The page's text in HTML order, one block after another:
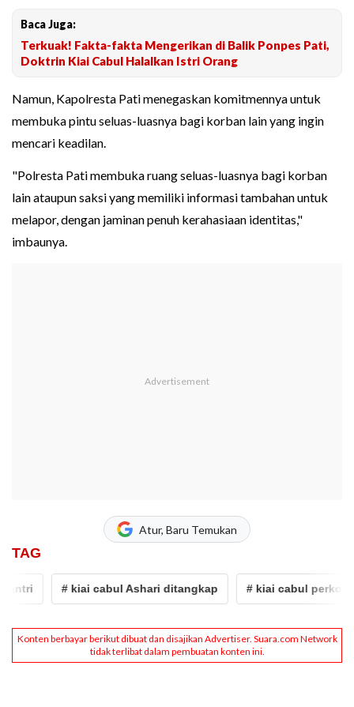
Baca Juga:
Terkuak! Fakta-fakta Mengerikan di Balik Ponpes Pati,
Doktrin Kiai Cabul Halalkan Istri Orang
Namun, Kapolresta Pati menegaskan komitmennya untuk
membuka pintu seluas-luasnya bagi korban lain yang ingin
mencari keadilan.
"Polresta Pati membuka ruang seluas-luasnya bagi korban
lain ataupun saksi yang memiliki informasi tambahan untuk
melapor, dengan jaminan penuh kerahasiaan identitas,"
imbaunya.
Atur, Baru Temukan
TAG
# kiai cabul Ashari ditangkap # kiai cabul perkosa